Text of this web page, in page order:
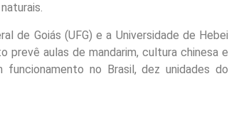
de Goiás (UFG) e a Universidade de Hebei
aulas de mandarim, cultura chinesa e
no Brasil, dez unidades do